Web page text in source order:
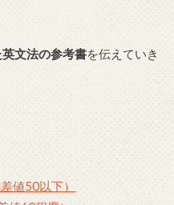
文法の参考書を伝えていき
値50以下）